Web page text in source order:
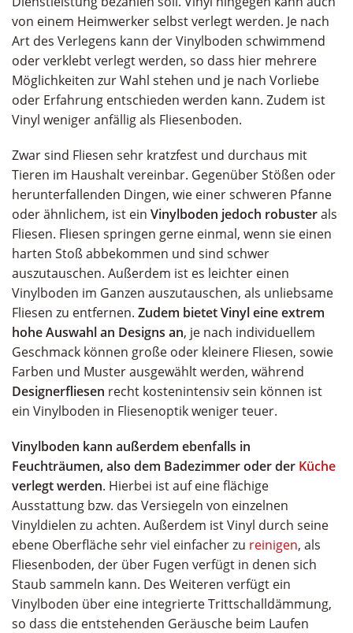
von einem Heimwerker selbst verlegt werden. Je nach
Art des Verlegens kann der Vinylboden schwimmend
oder verklebt verlegt werden, so dass hier mehrere
Möglichkeiten zur Wahl stehen und je nach Vorliebe
oder Erfahrung entschieden werden kann. Zudem ist
Vinyl weniger anfällig als Fliesenboden.
Zwar sind Fliesen sehr kratzfest und durchaus mit
Tieren im Haushalt vereinbar. Gegenüber Stößen oder
herunterfallenden Dingen, wie einer schweren Pfanne
oder ähnlichem, ist ein Vinylboden jedoch robusterals
Fliesen. Fliesen springen gerne einmal, wenn sie einen
harten Stoß abbekommen und sind schwer
auszutauschen. Außerdem ist es leichter einen
Vinylboden im Ganzen auszutauschen, als unliebsame
Fliesen zu entfernen. Zudem bietet Vinyl eine extrem
hohe Auswahl an Designs an, je nach individuellem
Geschmack können große oder kleinere Fliesen, sowie
Farben und Muster ausgewählt werden, während
Designerfliesen recht kostenintensiv sein können ist
ein Vinylboden in Fliesenoptik weniger teuer.
Vinylboden kann außerdem ebenfalls in
Feuchträumen, also dem Badezimmer oder der Küche
verlegt werden. Hierbei ist auf eine flächige
Ausstattung bzw. das Versiegeln von einzelnen
Vinyldielen zu achten. Außerdem ist Vinyl durch seine
ebene Oberfläche sehr viel einfacher zu reinigen, als
Fliesenboden, der über Fugen verfügt in denen sich
Staub sammeln kann. Des Weiteren verfügt ein
Vinylboden über eine integrierte Trittschalldämmung,
so dass die entstehenden Geräusche beim Laufen